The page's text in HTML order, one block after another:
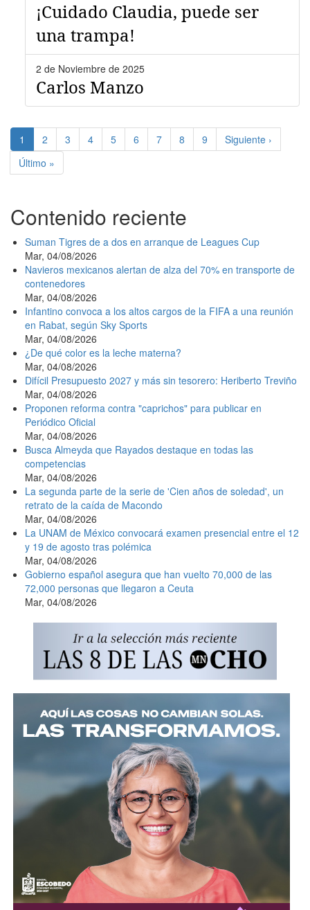
¡Cuidado Claudia, puede ser
una trampa!
2 de Noviembre de 2025
Carlos Manzo
Paginación
Página
actual
1 Page
2 Page
3 Page
4 Page
5 Page
6 Page
7 Page
8 Page
9
Siguiente
página
Siguiente ›
Última
página
Último »
Contenido reciente
Suman Tigres de a dos en arranque de Leagues Cup
Mar, 04/08/2026
Navieros mexicanos alertan de alza del 70% en transporte de
contenedores
Mar, 04/08/2026
Infantino convoca a los altos cargos de la FIFA a una reunión
en Rabat, según Sky Sports
Mar, 04/08/2026
¿De qué color es la leche materna?
Mar, 04/08/2026
Difícil Presupuesto 2027 y más sin tesorero: Heriberto Treviño
Mar, 04/08/2026
Proponen reforma contra "caprichos" para publicar en
Periódico Oficial
Mar, 04/08/2026
Busca Almeyda que Rayados destaque en todas las
competencias
Mar, 04/08/2026
La segunda parte de la serie de 'Cien años de soledad', un
retrato de la caída de Macondo
Mar, 04/08/2026
La UNAM de México convocará examen presencial entre el 12
y 19 de agosto tras polémica
Mar, 04/08/2026
Gobierno español asegura que han vuelto 70,000 de las
72,000 personas que llegaron a Ceuta
Mar, 04/08/2026